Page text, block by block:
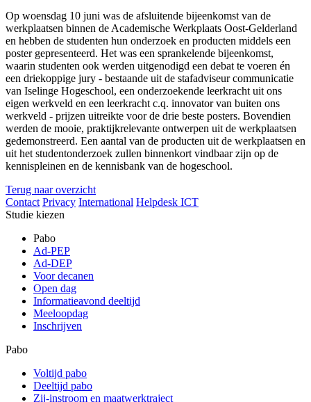
Op woensdag 10 juni was de afsluitende bijeenkomst van de
werkplaatsen binnen de Academische Werkplaats Oost-Gelderland
en hebben de studenten hun onderzoek en producten middels een
poster gepresenteerd. Het was een sprankelende bijeenkomst,
waarin studenten ook werden uitgenodigd een debat te voeren én
een driekoppige jury - bestaande uit de stafadviseur communicatie
van Iselinge Hogeschool, een onderzoekende leerkracht uit ons
eigen werkveld en een leerkracht c.q. innovator van buiten ons
werkveld - prijzen uitreikte voor de drie beste posters. Bovendien
werden de mooie, praktijkrelevante ontwerpen uit de werkplaatsen
gedemonstreerd. Een aantal van de producten uit de werkplaatsen en
uit het studentonderzoek zullen binnenkort vindbaar zijn op de
kennispleinen en de kennisbank van de hogeschool.
Terug naar overzicht
Contact Privacy International Helpdesk ICT
Studie kiezen
Pabo
Ad-PEP
Ad-DEP
Voor decanen
Open dag
Informatieavond deeltijd
Meeloopdag
Inschrijven
Pabo
Voltijd pabo
Deeltijd pabo
Zij-instroom en maatwerktraject